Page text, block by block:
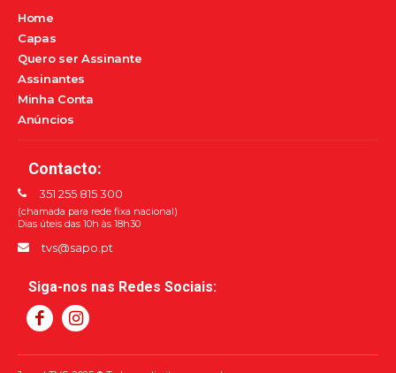
Home
Capas
Quero ser Assinante
Assinantes
Minha Conta
Anúncios
Contacto:
351 255 815 300
(chamada para rede fixa nacional)
Dias úteis das 10h às 18h30
tvs@sapo.pt
Siga-nos nas Redes Sociais: